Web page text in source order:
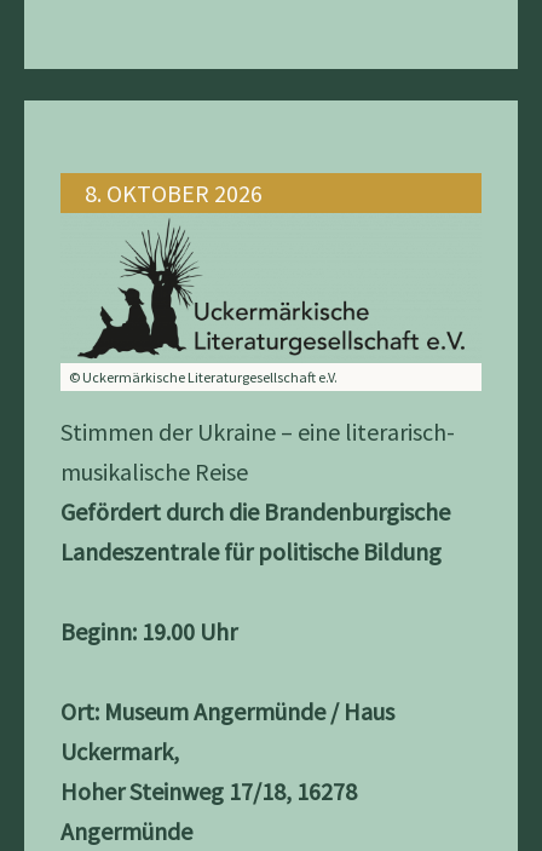
8. OKTOBER 2026
© Uckermärkische Literaturgesellschaft e.V.
Stimmen der Ukraine – eine literarisch-
musikalische Reise
Gefördert durch die Brandenburgische
Landeszentrale für politische Bildung
Beginn: 19.00 Uhr
Ort: Museum Angermünde / Haus
Uckermark,
Hoher Steinweg 17/18, 16278
Angermünde